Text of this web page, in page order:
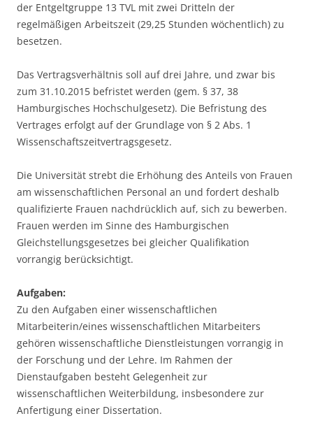
der Entgeltgruppe 13 TVL mit zwei Dritteln der
regelmäßigen Arbeitszeit (29,25 Stunden wöchentlich) zu
besetzen.
Das Vertragsverhältnis soll auf drei Jahre, und zwar bis
zum 31.10.2015 befristet werden (gem. § 37, 38
Hamburgisches Hochschulgesetz). Die Befristung des
Vertrages erfolgt auf der Grundlage von § 2 Abs. 1
Wissenschaftszeitvertragsgesetz.
Die Universität strebt die Erhöhung des Anteils von Frauen
am wissenschaftlichen Personal an und fordert deshalb
qualifizierte Frauen nachdrücklich auf, sich zu bewerben.
Frauen werden im Sinne des Hamburgischen
Gleichstellungsgesetzes bei gleicher Qualifikation
vorrangig berücksichtigt.
Aufgaben:
Zu den Aufgaben einer wissenschaftlichen
Mitarbeiterin/eines wissenschaftlichen Mitarbeiters
gehören wissenschaftliche Dienstleistungen vorrangig in
der Forschung und der Lehre. Im Rahmen der
Dienstaufgaben besteht Gelegenheit zur
wissenschaftlichen Weiterbildung, insbesondere zur
Anfertigung einer Dissertation.